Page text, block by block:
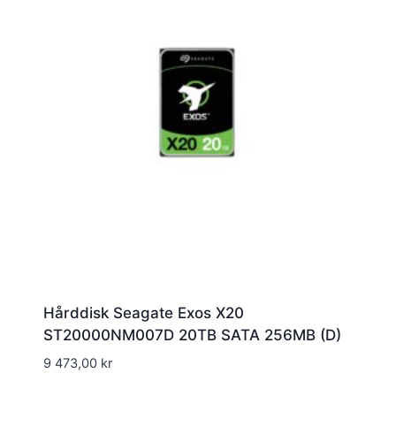
Hårddisk Seagate Exos X20
ST20000NM007D 20TB SATA 256MB (D)
9 473,00 kr